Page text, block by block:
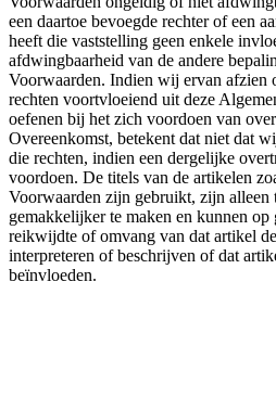
een daartoe bevoegde rechter of een
heeft die vaststelling geen enkele
afdwingbaarheid van de andere
Voorwaarden. Indien wij ervan afzien
rechten voortvloeiend uit deze
oefenen bij het zich voordoen van
Overeenkomst, betekent dat niet dat
die rechten, indien een dergelijke
voordoen. De titels van de artikelen
Voorwaarden zijn gebruikt, zijn alleen
gemakkelijker te maken en kunnen op
reikwijdte of omvang van dat artikel
interpreteren of beschrijven of dat
beïnvloeden.